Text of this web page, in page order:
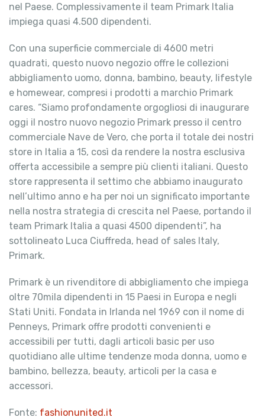
nel Paese. Complessivamente il team Primark Italia
impiega quasi 4.500 dipendenti.
Con una superficie commerciale di 4600 metri
quadrati, questo nuovo negozio offre le collezioni
abbigliamento uomo, donna, bambino, beauty, lifestyle
e homewear, compresi i prodotti a marchio Primark
cares. “Siamo profondamente orgogliosi di inaugurare
oggi il nostro nuovo negozio Primark presso il centro
commerciale Nave de Vero, che porta il totale dei nostri
store in Italia a 15, così da rendere la nostra esclusiva
offerta accessibile a sempre più clienti italiani. Questo
store rappresenta il settimo che abbiamo inaugurato
nell’ultimo anno e ha per noi un significato importante
nella nostra strategia di crescita nel Paese, portando il
team Primark Italia a quasi 4500 dipendenti”, ha
sottolineato Luca Ciuffreda, head of sales Italy,
Primark.
Primark è un rivenditore di abbigliamento che impiega
oltre 70mila dipendenti in 15 Paesi in Europa e negli
Stati Uniti. Fondata in Irlanda nel 1969 con il nome di
Penneys, Primark offre prodotti convenienti e
accessibili per tutti, dagli articoli basic per uso
quotidiano alle ultime tendenze moda donna, uomo e
bambino, bellezza, beauty, articoli per la casa e
accessori.
Fonte: fashionunited.it